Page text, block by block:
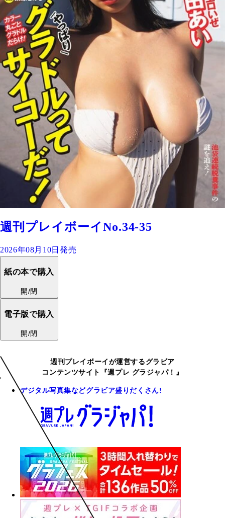
週刊プレイボーイNo.34-35
2026年08月10日発売
紙の本で購入
開/閉
電子版で購入
開/閉
週刊プレイボーイが運営するグラビア
コンテンツサイト『週プレ グラジャパ！』
デジタル写真集などグラビア盛りだくさん!